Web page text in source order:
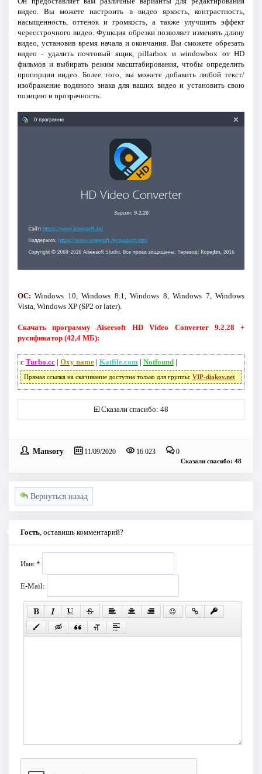
видео. Вы можете настроить в видео яркость, контрастность,
насыщенность, оттенок и громкость, а также улучшить эффект
чересстрочного видео. Функция обрезки позволяет изменять длину
видео, установив время начала и окончания. Вы сможете обрезать
видео - удалить почтовый ящик, pillarbox и windowbox от HD
фильмов и выбирать режим масштабирования, чтобы определить
пропорции видео. Более того, вы можете добавить любой текст/
изображение водяного знака для ваших видео и установить свою
позицию и прозрачность.
ОС: Windows 10, Windows 8.1, Windows 8, Windows 7, Windows
Vista, Windows XP (SP2 or later).
Скачать программу Aiseesoft HD Video Converter 9.2.28 +
русификатор (42,4 МБ):
с Turbo.cc| Oxy name| Katfile.com | Notfound|
Прямая ссылка на скачивание доступна только для группы: VIP-diakov.net
Сказали спасибо: 48
Mansory 11/09/2020 16 023 0
Сказали спасибо: 48
Вернуться назад
Гость , оставишь комментарий?
Имя:*
E-Mail: